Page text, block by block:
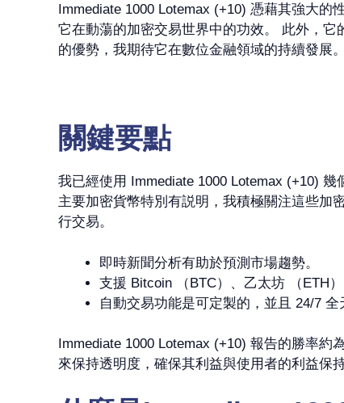
Immediate 1000 Lotemax (+10) 憑藉其強大
它在動蕩的加密交易世界中的功效。 此外，
的優勢，我期待它在數位金融領域的持續發展。
關鍵要點
我已經使用 Immediate 1000 Lotemax (+10)
主要加密貨幣特別有説明，我積極關注這些加
行交易。
即時新聞分析有助於預測市場趨勢。
支援 Bitcoin （BTC）、乙太坊 （ETH
自動交易功能是可定製的，並且 24/7 全
Immediate 1000 Lotemax (+10) 報告的勝率約
來保持透明度，確保其利益與使用者的利益保